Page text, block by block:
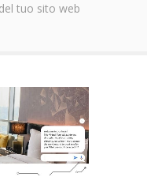
tuo sito web